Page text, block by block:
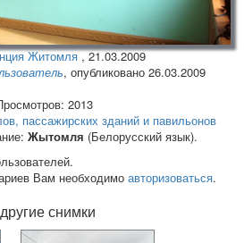
Житомля ,21.03.2009
, опубликовано 26.03.2009
2013
пассажирских зданий и павильонов
Жытомля (Белорусский язык).
Вам необходимо авторизоваться.
снимки